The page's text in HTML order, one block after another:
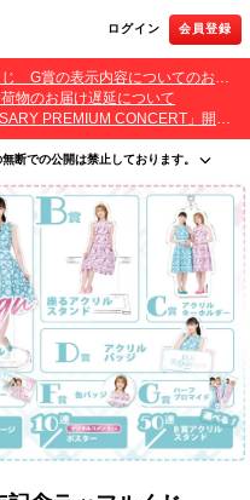
ログイン 会員登録
TANO*C TOUR 2026開催記念！ラッフルくじ G賞の表示内容についてのお詫びとご報告
物のお届け遅延について
≠ME 7周年コンサート「≠ME 7th ANNIVERSARY PREMIUM CONCERT」開催記念ラッフルくじ 景品お届け遅延のお詫びとご案内
断での公開は禁止しております。
品する行為、その他営利目的での転売行
タルコンテンツは、出品者が著作権を有
他著作権を侵害する行為は禁止しており
権利の譲渡、オークション等への出品、